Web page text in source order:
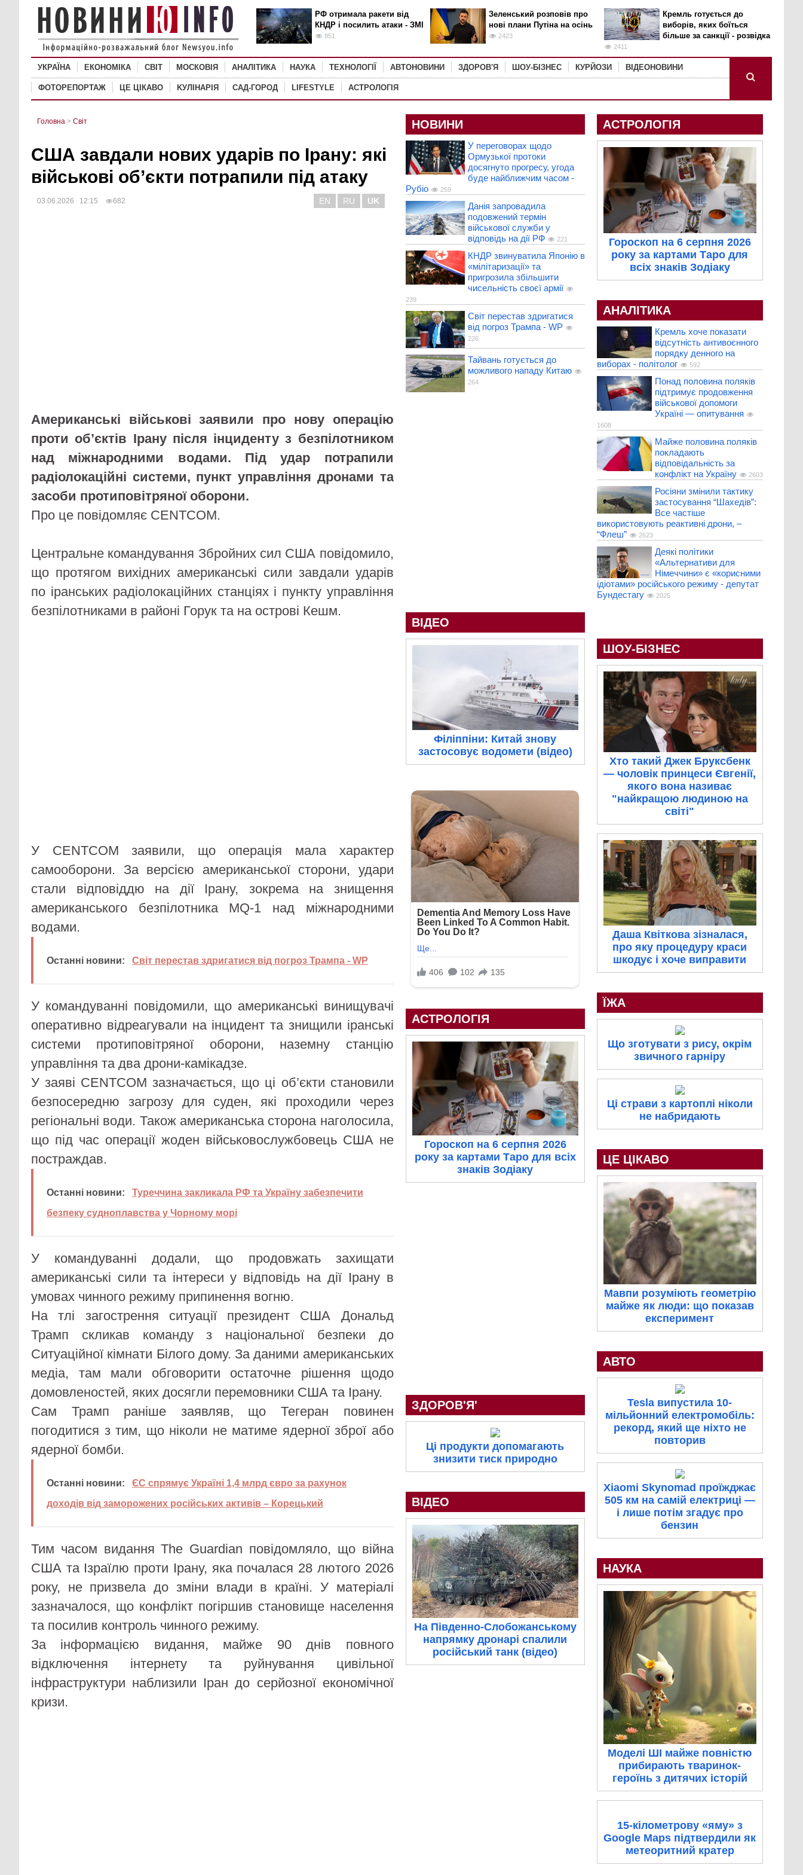
РФ отримала ракети від
КНДР і посилить атаки - ЗМІ
851
Зеленський розповів про
нові плани Путіна на осінь
2423
Кремль готується до
виборів, яких боїться
більше за санкції - розвідка
2411
УКРАЇНА ЕКОНОМІКА СВІТ MОСКОВІЯ АНАЛІТИКА НАУКА ТЕХНОЛОГІЇ АВТОНОВИНИ ЗДОРОВ'Я ШОУ-БІЗНЕС КУРЙОЗИ ВІДЕОНОВИНИ
ФОТОРЕПОРТАЖ ЦЕ ЦІКАВО KУЛІНАРІЯ САД-ГОРОД LIFESTYLE АСТРОЛОГІЯ
Головна > Світ
США завдали нових ударів по Ірану: які
військові об’єкти потрапили під атаку
03.06.2026 12:15 682 EN RU UK
Американські військові заявили про нову операцію
проти об’єктів Ірану після інциденту з безпілотником
над міжнародними водами. Під удар потрапили
радіолокаційні системи, пункт управління дронами та
засоби протиповітряної оборони.
Про це повідомляє CENTCOM.
Центральне командування Збройних сил США повідомило,
що протягом вихідних американські сили завдали ударів
по іранських радіолокаційних станціях і пункту управління
безпілотниками в районі Горук та на острові Кешм.
У CENTCOM заявили, що операція мала характер
самооборони. За версією американської сторони, удари
стали відповіддю на дії Ірану, зокрема на знищення
американського безпілотника MQ-1 над міжнародними
водами.
Останні новини: Світ перестав здригатися від погроз Трампа - WP
У командуванні повідомили, що американські винищувачі
оперативно відреагували на інцидент та знищили іранські
системи протиповітряної оборони, наземну станцію
управління та два дрони-камікадзе.
У заяві CENTCOM зазначається, що ці об’єкти становили
безпосередню загрозу для суден, які проходили через
регіональні води. Також американська сторона наголосила,
що під час операції жоден військовослужбовець США не
постраждав.
Останні новини:
Туреччина закликала РФ та Україну забезпечити
безпеку судноплавства у Чорному морі
У командуванні додали, що продовжать захищати
американські сили та інтереси у відповідь на дії Ірану в
умовах чинного режиму припинення вогню.
На тлі загострення ситуації президент США Дональд
Трамп скликав команду з національної безпеки до
Ситуаційної кімнати Білого дому. За даними американських
медіа, там мали обговорити остаточне рішення щодо
домовленостей, яких досягли перемовники США та Ірану.
Сам Трамп раніше заявляв, що Тегеран повинен
погодитися з тим, що ніколи не матиме ядерної зброї або
ядерної бомби.
Останні новини:
ЄС спрямує Україні 1,4 млрд євро за рахунок
доходів від заморожених російських активів – Корецький
Тим часом видання The Guardian повідомляло, що війна
США та Ізраїлю проти Ірану, яка почалася 28 лютого 2026
року, не призвела до зміни влади в країні. У матеріалі
зазначалося, що конфлікт погіршив становище населення
та посилив контроль чинного режиму.
За інформацією видання, майже 90 днів повного
відключення інтернету та руйнування цивільної
інфраструктури наблизили Іран до серйозної економічної
кризи.
НОВИНИ
У переговорах щодо
Ормузької протоки
досягнуто прогресу, угода
буде найближчим часом -
Рубіо
259
Данія запровадила
подовжений термін
військової служби у
відповідь на дії РФ
221
КНДР звинуватила Японію в
«мілітаризації» та
пригрозила збільшити
чисельність своєї армії
239
Світ перестав здригатися
від погроз Трампа - WP
226
Тайвань готується до
можливого нападу Китаю
264
ВІДЕО
Філіппіни: Китай знову
застосовує водомети (відео)
АСТРОЛОГІЯ
Гороскоп на 6 серпня 2026
року за картами Таро для всіх
знаків Зодіаку
ЗДОРОВ'Я'
Ці продукти допомагають
знизити тиск природно
ВІДЕО
На Південно-Слобожанському
напрямку дронарі спалили
російський танк (відео)
АСТРОЛОГІЯ
Гороскоп на 6 серпня 2026
року за картами Таро для
всіх знаків Зодіаку
АНАЛІТИКА
Кремль хоче показати
відсутність антивоєнного
порядку денного на
виборах - політолог
592
Понад половина поляків
підтримує продовження
військової допомоги
Україні — опитування
1608
Майже половина поляків
покладають
відповідальність за
конфлікт на Україну
2603
Росіяни змінили тактику
застосування “Шахедів”:
Все частіше
використовують реактивні дрони, –
“Флеш”
2623
Деякі політики
«Альтернативи для
Німеччини» є «корисними
ідіотами» російського режиму - депутат
Бундестагу
2025
ШОУ-БІЗНЕС
Хто такий Джек Бруксбенк
— чоловік принцеси Євгенії,
якого вона називає
"найкращою людиною на
світі"
Даша Квіткова зізналася,
про яку процедуру краси
шкодує і хоче виправити
ЇЖА
Що зготувати з рису, окрім
звичного гарніру
Ці страви з картоплі ніколи
не набридають
ЦЕ ЦІКАВО
Мавпи розуміють геометрію
майже як люди: що показав
експеримент
АВТО
Tesla випустила 10-
мільйонний електромобіль:
рекорд, який ще ніхто не
повторив
Xiaomi Skynomad проїжджає
505 км на самій електриці —
і лише потім згадує про
бензин
НАУКА
Моделі ШІ майже повністю
прибирають тваринок-
героїнь з дитячих історій
15-кілометрову «яму» з
Google Maps підтвердили як
метеоритний кратер